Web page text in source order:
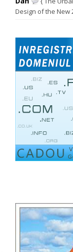
Design of the New